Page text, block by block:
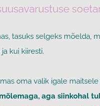
tasuks selgeks mõelda,
kui kiiresti.
oma valik igale maitsele
aga siinkohal